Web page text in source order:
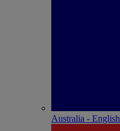
Australia - English